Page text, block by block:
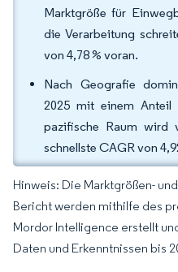
Marktgröße für
die Verarbeitung
von 4,78 % voran.
Nach Geografie
2025 mit einem Anteil
pazifische Raum wird
schnellste CAGR von
Hinweis: Die Marktgrößen-
Bericht werden mithilfe des
Mordor Intelligence erstellt
Daten und Erkenntnissen bis